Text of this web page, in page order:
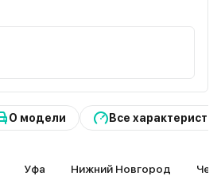
О модели Все
Уфа Нижний Новгород